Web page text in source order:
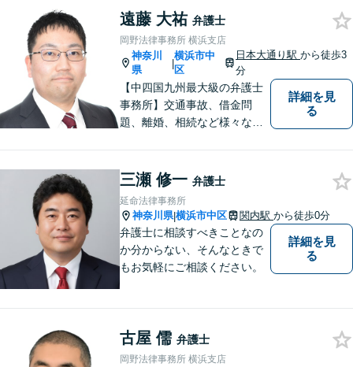
遠藤 大祐 弁護士
岡野法律事務所 横浜支店
神奈川
県
|
横浜市中
区
日本大通り駅から徒歩3
分
【中四国九州最大級の弁護士
事務所】交通事故、借金問
題、離婚、相続など様々な問
まずはお気軽にご相談くださ
い！
詳細を見
る
三瀬 修一 弁護士
延命法律事務所
神奈川県|横浜市中区 関内駅 から徒歩0分
弁護士に相談すべきことなの
か分からない、そんなときで
もお気軽にご相談ください。
詳細を見
る
古屋 儒 弁護士
岡野法律事務所 横浜支店